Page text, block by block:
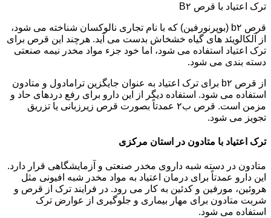
ترک اعتیاد با قرص B۲
قرص b۲ (بوپرنورفین) که با نام تجاری نالوکسان شناخته می شود،
از آلکالویئد های گیاه خشخاش بدست می آید. هرچند این قرص برای
ترک اعتیاد استفاده می شود، اما خود جزء مواد مخدر نیمه صنعتی
دسته بندی می شود.
از قرص b۲ برای ترک اعتیاد به عنوان جایگزین ترامادول و متادون
استفاده می شود. استفاده دیگر از این دارو برای رفع دردهای حاد و
مزمن است. قرص ب۲ عمدتاً بصورت قرص زیرزبانی یا تزریق
تجویز می شود.
ترک اعتیاد با متادون در استان مرکزی
متادون در دسته شبه داروی مخدر صنعتی و آزمایشگاهی قرار دارد.
این دارو عمدتاً برای درمان اعتیاد به مواد مخدر شبه افیونی مثل
هروئین، مورفین و کدئین به کار می رود. در فرایند ترک از قرص و
شربت متادون برای مهار بیماری و جلوگیری از عوارض ترک
استفاده می شود.